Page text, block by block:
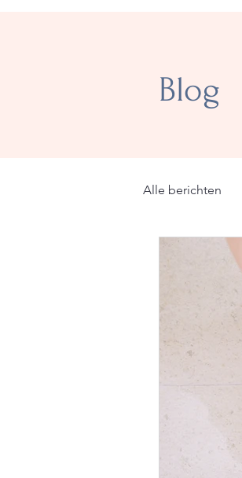
Blog
Alle berichten
verandering
zomer slank